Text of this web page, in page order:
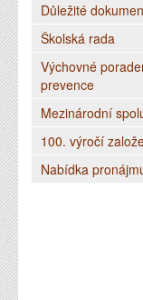
Důležité
Školská rada
Výchovné
prevence
Mezinárodní
100. výročí
Nabídka